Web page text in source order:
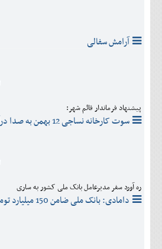
آرامش سفالی
پیشنهاد فرماندار قائم شهر:
سوت کارخانه نساجی 12 بهمن به صدا درآید
ره آورد سفر مدیرعامل بانک ملی کشور به ساری
دامادی: بانک ملی ضامن 150 میلیارد تومانی نکاچوب می شود